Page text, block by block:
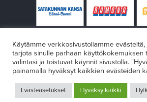
Design:VÄRIKÄS
Käytämme verkkosivustollamme
tarjota sinulle parhaan käyttökokemuksen
valintasi ja toistuvat käynnit sivustolla.
painamalla hyväksyt kaikkien evästeiden
Evästeasetukset Hyväksy kaikki